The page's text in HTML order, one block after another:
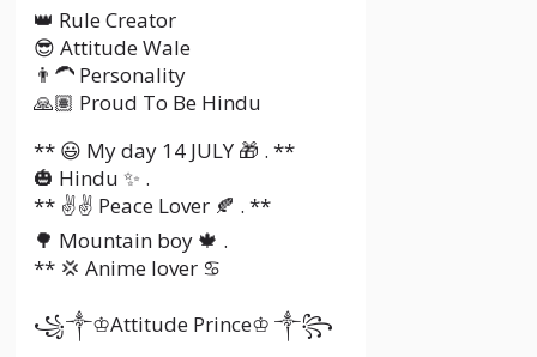
👑 Rule Creator
😎 Attitude Wale
👨‍🦱 Personality
🙏🏽 Proud To Be Hindu
** 😃 My day 14 JULY 🎁 . **
🎃 Hindu ✨ .
** ✌✌ Peace Lover 🍂 . **
🌳 Mountain boy 🍁 .
** 💢 Anime lover ♋
꧁༒♔Attitude Prince♔ ༒꧂